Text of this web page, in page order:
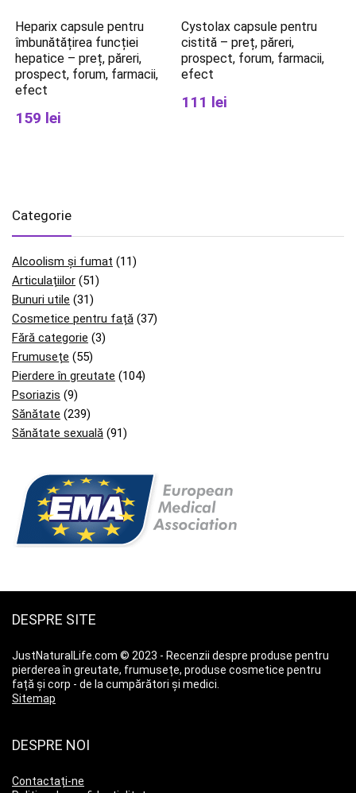
Heparix capsule pentru
îmbunătățirea funcției
hepatice – preț, păreri,
prospect, forum, farmacii,
efect
159 lei
Cystolax capsule pentru
cistită – preț, păreri,
prospect, forum, farmacii,
efect
111 lei
Categorie
Alcoolism și fumat (11)
Articulațiilor (51)
Bunuri utile (31)
Cosmetice pentru față (37)
Fără categorie (3)
Frumusețe (55)
Pierdere în greutate (104)
Psoriazis (9)
Sănătate (239)
Sănătate sexuală (91)
DESPRE SITE
JustNaturalLife.com © 2023 - Recenzii despre produse pentru
pierderea în greutate, frumusețe, produse cosmetice pentru
față și corp - de la cumpărători și medici.
Sitemap
DESPRE NOI
Contactați-ne